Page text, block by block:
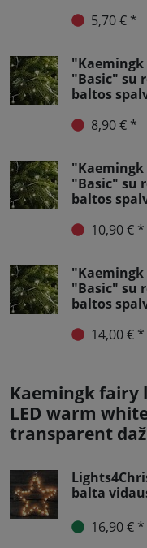
5,70 € *
"Basic" su
baltos
8,90 € *
"Basic" su
baltos
10,90 € *
"Basic" su
baltos
14,00 € *
Kaemingk fairy
LED warm
transparent
balta
16,90 € *